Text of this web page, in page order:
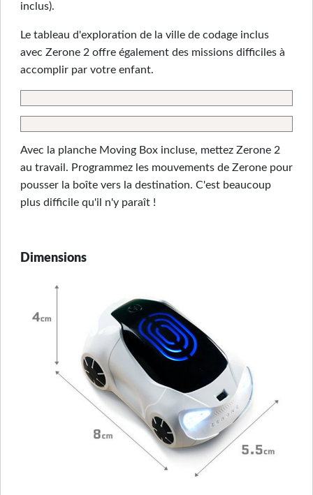
inclus).
Le tableau d'exploration de la ville de codage inclus
avec Zerone 2 offre également des missions difficiles à
accomplir par votre enfant.
Avec la planche Moving Box incluse, mettez Zerone 2
au travail. Programmez les mouvements de Zerone pour
pousser la boîte vers la destination. C'est beaucoup
plus difficile qu'il n'y paraît !
Dimensions